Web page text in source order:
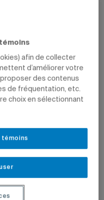
afin de collecter
d’améliorer votre
des contenus
de fréquentation, etc.
choix en sélectionnant